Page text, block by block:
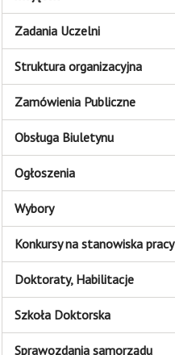
Zadania Uczelni
Struktura organizacyjna
Zamówienia Publiczne
Obsługa Biuletynu
Ogłoszenia
Wybory
Konkursy na stanowiska pracy
Doktoraty, Habilitacje
Szkoła Doktorska
Sprawozdania samorządu